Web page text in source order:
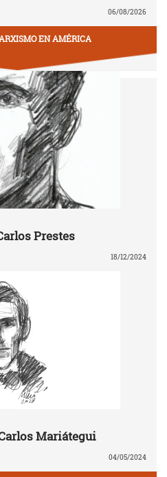
06/08/2026
EN AMÉRICA
Prestes
18/12/2024
Mariátegui
04/05/2024